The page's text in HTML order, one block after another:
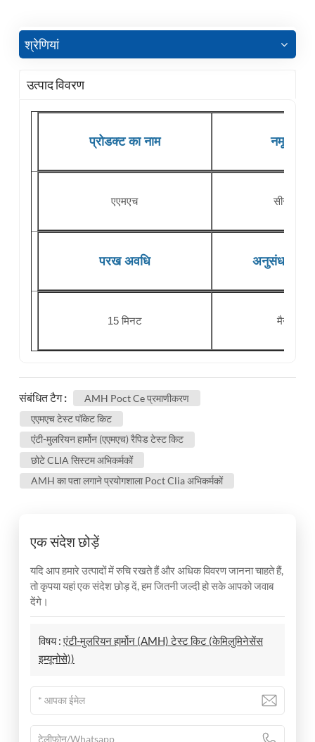
श्रेणियां
उत्पाद विवरण
प्रोडक्ट का नाम नमूना
एएमएच सीरम,
परख अवधि अनुसंधान का
15 मिनट मैनुअल
संबंधित टैग :
AMH Poct Ce प्रमाणीकरण
एएमएच टेस्ट पॉकेट किट
एंटी-मुलरियन हार्मोन (एएमएच) रैपिड टेस्ट किट
छोटे CLIA सिस्टम अभिकर्मकों
AMH का पता लगाने प्रयोगशाला Poct Clia अभिकर्मकों
एक संदेश छोड़ें
यदि आप हमारे उत्पादों में रुचि रखते हैं और अधिक विवरण जानना चाहते हैं,
तो कृपया यहां एक संदेश छोड़ दें, हम जितनी जल्दी हो सके आपको जवाब
देंगे।
विषय :एंटी-मुलरियन हार्मोन (AMH) टेस्ट किट (केमिलुमिनेसेंस
इम्यूनोसे))